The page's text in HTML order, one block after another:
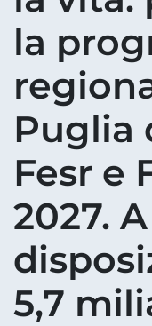
la
Puglia
Fesr e
2027. A
5,7